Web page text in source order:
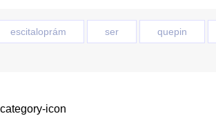
escitaloprám ser quepin